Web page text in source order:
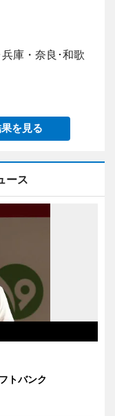
庫・奈良･和歌
を見る
ース
トバンク